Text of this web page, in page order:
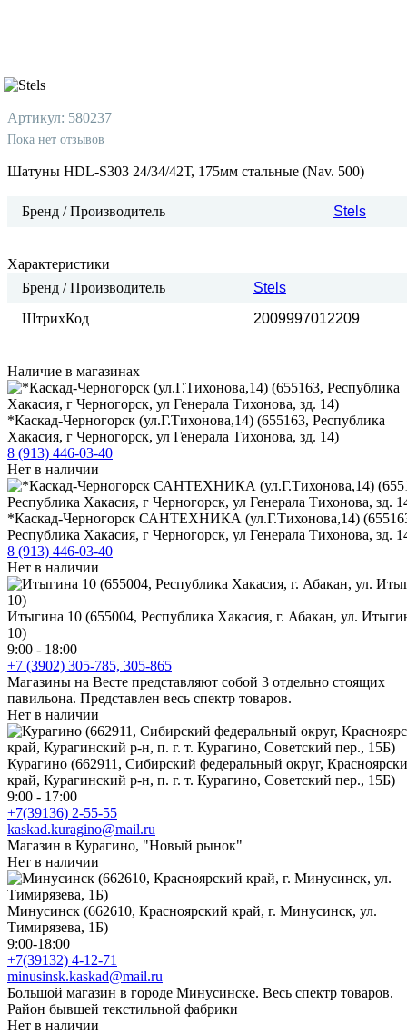
Артикул: 580237
Пока нет отзывов
Шатуны HDL-S303 24/34/42Т, 175мм стальные (Nav. 500)
Бренд / Производитель Stels
Характеристики
Бренд / Производитель
Stels
ШтрихКод
2009997012209
Наличие в магазинах
*Каскад-Черногорск (ул.Г.Тихонова,14) (655163, Республика
Хакасия, г Черногорск, ул Генерала Тихонова, зд. 14)
8 (913) 446-03-40
Нет в наличии
*Каскад-Черногорск САНТЕХНИКА (ул.Г.Тихонова,14)
Республика Хакасия, г Черногорск, ул Генерала Тихонова, зд.
8 (913) 446-03-40
Нет в наличии
Итыгина 10 (655004, Республика Хакасия, г. Абакан, ул.
10)
9:00 - 18:00
+7 (3902) 305-785, 305-865
Магазины на Весте представляют собой 3 отдельно стоящих
павильона. Представлен весь спектр товаров.
Нет в наличии
Курагино (662911, Сибирский федеральный округ,
край, Курагинский р-н, п. г. т. Курагино, Советский пер., 15Б)
9:00 - 17:00
+7(39136) 2-55-55
kaskad.kuragino@mail.ru
Магазин в Курагино, "Новый рынок"
Нет в наличии
Минусинск (662610, Красноярский край, г. Минусинск, ул.
Тимирязева, 1Б)
9:00-18:00
+7(39132) 4-12-71
minusinsk.kaskad@mail.ru
Большой магазин в городе Минусинске. Весь спектр товаров.
Район бывшей текстильной фабрики
Нет в наличии